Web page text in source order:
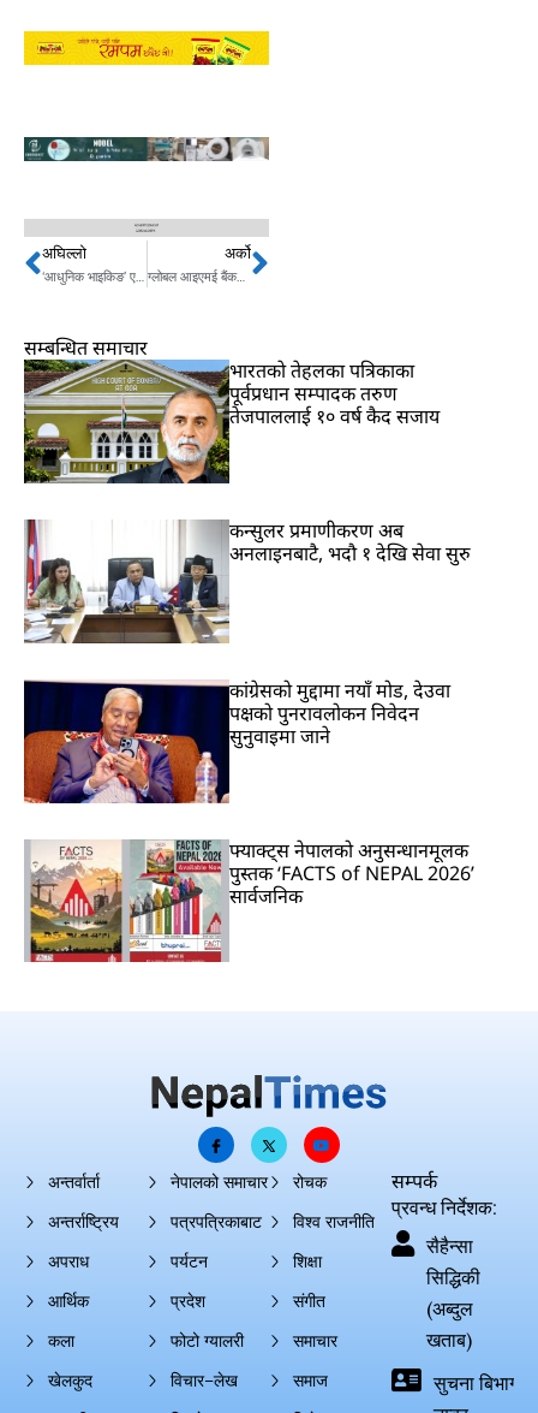
Prev
अघिल्लो
‘आधुनिक भाइकिङ’ एर्लिङ हालान्ड इङल्याण्डबाट किन खेल्दैनन् ?
अर्को
ग्लोबल आइएमई बैंकको खाता अब एपबाटै ब्लक गर्न मिल्ने Next
सम्बन्धित समाचार
भारतकाे तेहलका पत्रिकाका
पूर्वप्रधान सम्पादक तरुण
तेजपाललाई १० वर्ष कैद सजाय
कन्सुलर प्रमाणीकरण अब
अनलाइनबाटै, भदौ १ देखि सेवा सुरु
कांग्रेसको मुद्दामा नयाँ मोड, देउवा
पक्षको पुनरावलोकन निवेदन
सुनुवाइमा जाने
फ्याक्ट्स नेपालको अनुसन्धानमूलक
पुस्तक ‘FACTS of NEPAL 2026’
सार्वजनिक
अन्तर्वार्ता
अन्तर्राष्ट्रिय
अपराध
आर्थिक
कला
खेलकुद
नेपालको समाचार
पत्रपत्रिकाबाट
पर्यटन
प्रदेश
फोटो ग्यालरी
विचार–लेख
रोचक
विश्व राजनीति
शिक्षा
संगीत
समाचार
समाज
सम्पर्क
प्रवन्ध निर्देशक:
सैहैन्सा
सिद्धिकी
(अब्दुल
खताब)
सुचना बिभाग